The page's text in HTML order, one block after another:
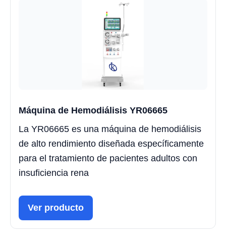
Máquina de Hemodiálisis YR06665
La YR06665 es una máquina de hemodiálisis
de alto rendimiento diseñada específicamente
para el tratamiento de pacientes adultos con
insuficiencia rena
Ver producto